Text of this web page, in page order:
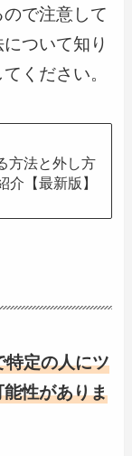
で注意して
ついて知り
ください。
方法と外し方
介【最新版】
特定の人にツ
性がありま